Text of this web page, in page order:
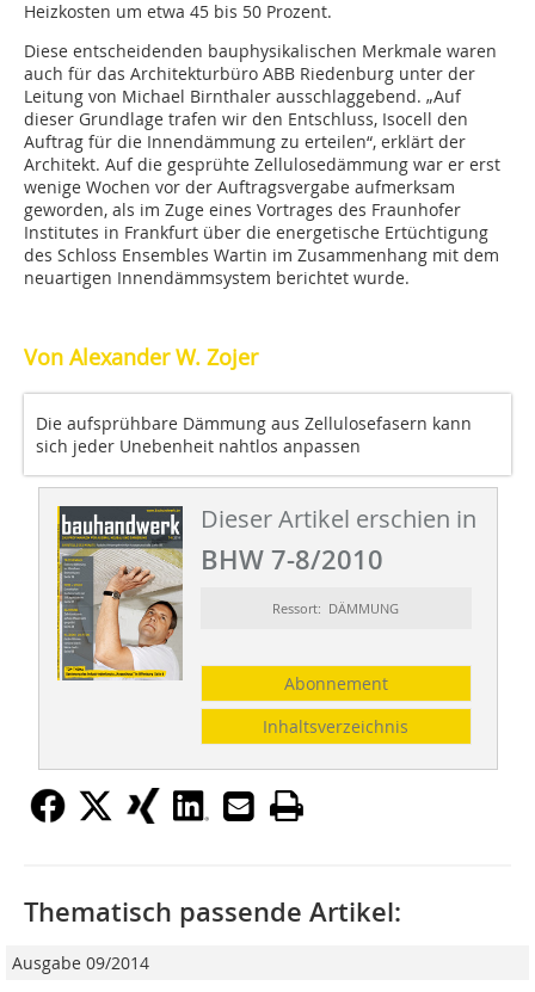
Heizkosten um etwa 45 bis 50 Prozent.
Diese entscheidenden bauphysikalischen Merkmale waren
auch für das Architekturbüro ABB Riedenburg unter der
Leitung von Michael Birnthaler ausschlaggebend. „Auf
dieser Grundlage trafen wir den Entschluss, Isocell den
Auftrag für die Innendämmung zu erteilen“, erklärt der
Architekt. Auf die gesprühte Zellulosedämmung war er erst
wenige Wochen vor der Auftragsvergabe aufmerksam
geworden, als im Zuge eines Vortrages des Fraunhofer
Institutes in Frankfurt über die energetische Ertüchtigung
des Schloss Ensembles Wartin im Zusammenhang mit dem
neuartigen Innendämmsystem berichtet wurde.
Von Alexander W. Zojer
Die aufsprühbare Dämmung aus Zellulosefasern kann
sich jeder Unebenheit nahtlos anpassen
Dieser Artikel erschien in
BHW 7-8/2010
Ressort: DÄMMUNG
Abonnement
Inhaltsverzeichnis
Thematisch passende Artikel:
Ausgabe 09/2014